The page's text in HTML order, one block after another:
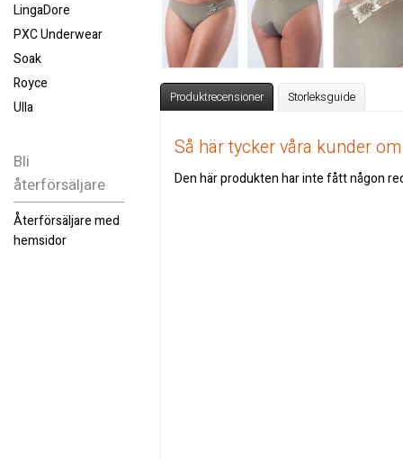
LingaDore
PXC Underwear
Soak
Royce
Ulla
Bli
återförsäljare
Återförsäljare med
hemsidor
Produktrecensioner Storleksguide
Så här tycker våra kunder
Den här produkten har inte fått någon